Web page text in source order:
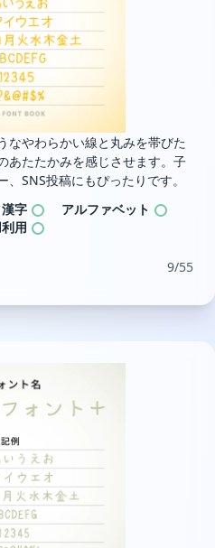
なやわらかい線と丸みを帯びた
あたたかみを感じさせます。子
SNS投稿にもぴったりです。
字
アルファベット
用
9/55